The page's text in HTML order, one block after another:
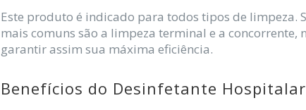
Este produto é indicado para todos tipos de limpeza.
mais comuns são a limpeza terminal e a concorrente,
garantir assim sua máxima eficiência.
Benefícios do Desinfetante